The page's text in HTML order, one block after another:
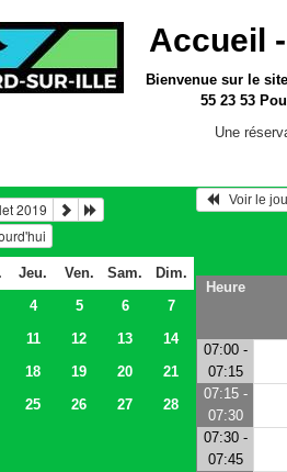
Accueil -
Bienvenue sur le
55 23 53
Une
2019
Jeu. Ven. Sam.
Dim.
4 5 6
7
11 12 13
14
18 19 20
21
25 26 27
28
Voir le
Heure
07:00 -
07:15
07:15 -
07:30
07:30 -
07:45